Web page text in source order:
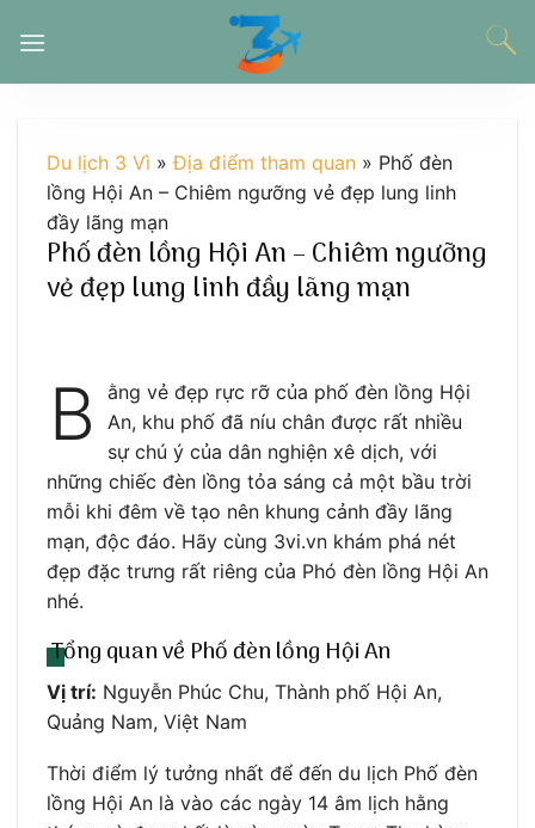
đến
Du lịch 3 Vì »Địa điểm tham quan » Phố đèn
lồng Hội An – Chiêm ngưỡng vẻ đẹp lung linh
đầy lãng mạn
Phố đèn lồng Hội An – Chiêm ngưỡng
vẻ đẹp lung linh đầy lãng mạn
B
ằng vẻ đẹp rực rỡ của phố đèn lồng Hội
An, khu phố đã níu chân được rất nhiều
sự chú ý của dân nghiện xê dịch, với
những chiếc đèn lồng tỏa sáng cả một bầu trời
mỗi khi đêm về tạo nên khung cảnh đầy lãng
mạn, độc đáo. Hãy cùng 3vi.vn khám phá nét
đẹp đặc trưng rất riêng của Phó đèn lồng Hội An
nhé.
Tổng quan về Phố đèn lồng Hội An
Vị trí: Nguyễn Phúc Chu, Thành phố Hội An,
Quảng Nam, Việt Nam
Thời điểm lý tưởng nhất để đến du lịch Phố đèn
lồng Hội An là vào các ngày 14 âm lịch hằng